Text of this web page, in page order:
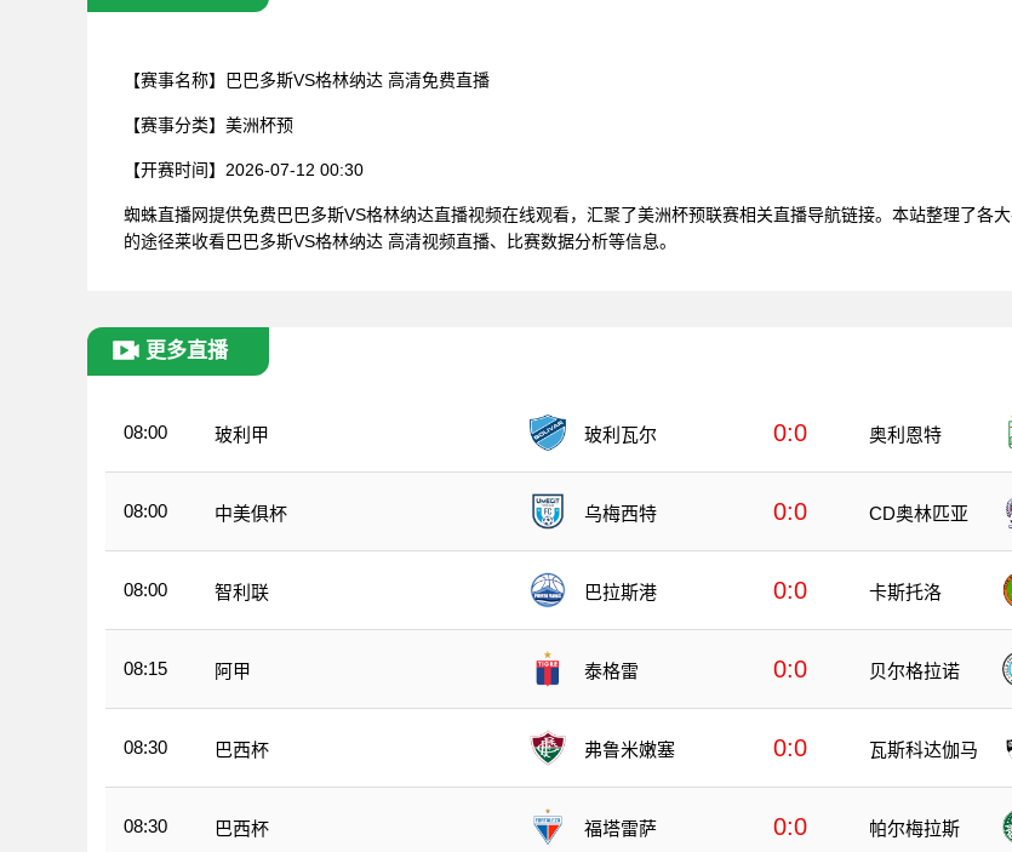
【赛事名称】 巴巴多斯VS格林纳达 高清免费直播
【赛事分类】 美洲杯预
【开赛时间】 2026-07-12 00:30
蜘蛛直播网提供免费巴巴多斯VS格林纳达直播视频在线观看，汇聚了美洲杯预联赛相关直播导航链接。本站整理了各
的途径莱收看巴巴多斯VS格林纳达 高清视频直播、比赛数据分析等信息。
更多直播
08:00 玻利甲 玻利瓦尔 0:0 奥利恩特
08:00 中美俱杯 乌梅西特 0:0 CD奥林匹亚
08:00 智利联 巴拉斯港 0:0 卡斯托洛
08:15 阿甲 泰格雷 0:0 贝尔格拉诺
08:30 巴西杯 弗鲁米嫩塞 0:0 瓦斯科达伽马
08:30 巴西杯 福塔雷萨 0:0 帕尔梅拉斯